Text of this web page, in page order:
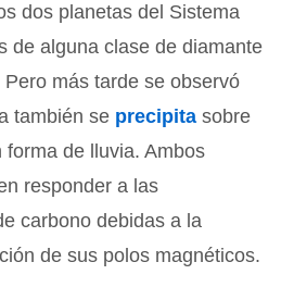
dos planetas del Sistema
de alguna clase de diamante
más tarde se observó
también se precipita sobre
forma de lluvia. Ambos
responder a las
carbono debidas a la
de sus polos magnéticos.